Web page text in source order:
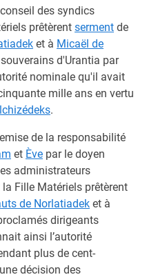
des syndics
prêtèrent serment de
et à Micaël de
d'Urantia par
nominale qu'il avait
mille ans en vertu
.
de la responsabilité
et Ève par le doyen
administrateurs
la Fille Matériels prêtèrent
de Norlatiadek et à
dirigeants
ainsi l’autorité
plus de cent-
décision des